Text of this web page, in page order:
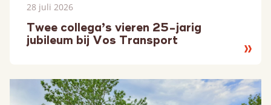
28 juli 2026
Twee collega’s vieren 25-jarig
jubileum bij Vos Transport
Lees